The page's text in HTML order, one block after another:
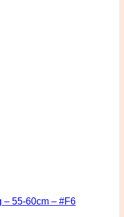
– 55-60cm – #F6